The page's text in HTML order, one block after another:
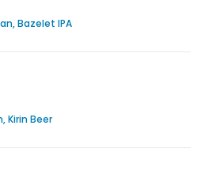
Bazelet IPA
Kirin Beer